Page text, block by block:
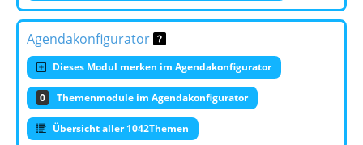
Agendakonfigurator
Dieses Modul merken im Agendakonfigurator
0 Themenmodule im Agendakonfigurator
Übersicht aller 1042Themen